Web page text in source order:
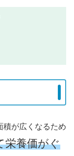
積が広くなるため
栄養価がぐ